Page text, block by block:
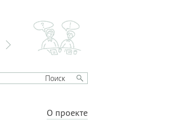
О проекте